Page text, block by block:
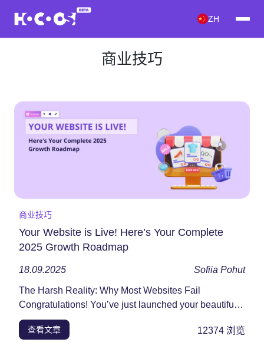
ZH
商业技巧
商业技巧
Your Website is Live! Here’s Your Complete
2025 Growth Roadmap
18.09.2025 Sofiia Pohut
The Harsh Reality: Why Most Websites Fail
Congratulations! You’ve just launched your beautiful
new...
查看文章 12374 浏览